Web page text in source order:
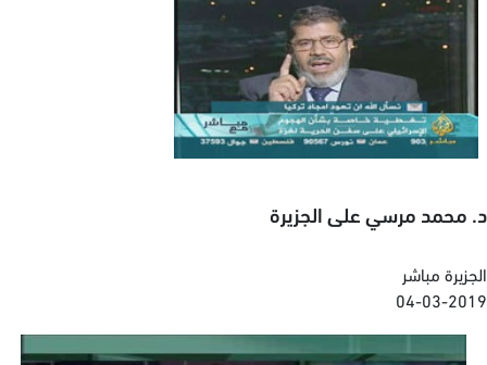
د. محمد مرسي على الجزيرة
الجزيرة مباشر
04-03-2019